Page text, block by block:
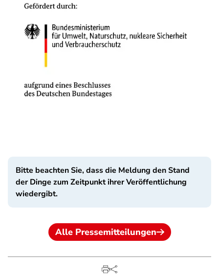
Bitte beachten Sie, dass die Meldung den Stand
der Dinge zum Zeitpunkt ihrer Veröffentlichung
wiedergibt.
Alle Pressemitteilungen